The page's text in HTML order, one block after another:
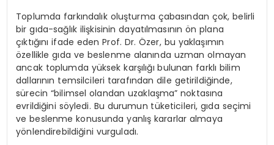
Toplumda farkındalık oluşturma çabasından çok, belirli
bir gıda-sağlık ilişkisinin dayatılmasının ön plana
çıktığını ifade eden Prof. Dr. Özer, bu yaklaşımın
özellikle gıda ve beslenme alanında uzman olmayan
ancak toplumda yüksek karşılığı bulunan farklı bilim
dallarının temsilcileri tarafından dile getirildiğinde,
sürecin “bilimsel olandan uzaklaşma” noktasına
evrildiğini söyledi. Bu durumun tüketicileri, gıda seçimi
ve beslenme konusunda yanlış kararlar almaya
yönlendirebildiğini vurguladı.